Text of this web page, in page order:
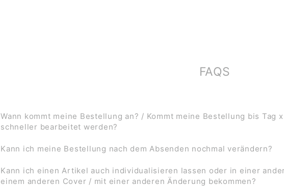
FAQS
Wann kommt meine Bestellung an? / Kommt meine Bestellung bis Tag
schneller bearbeitet werden?
Kann ich meine Bestellung nach dem Absenden nochmal verändern?
Kann ich einen Artikel auch individualisieren lassen oder in einer
einem anderen Cover / mit einer anderen Änderung bekommen?